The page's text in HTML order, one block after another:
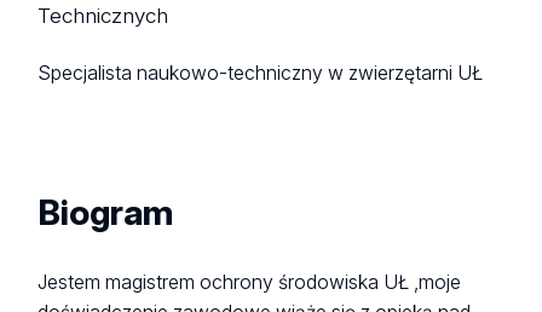
Technicznych
Specjalista naukowo-techniczny w zwierzętarni UŁ
Biogram
Jestem magistrem ochrony środowiska UŁ ,moje